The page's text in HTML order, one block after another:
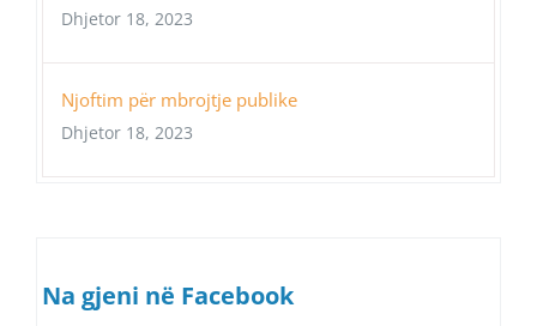
Dhjetor 18, 2023
Njoftim për mbrojtje publike
Dhjetor 18, 2023
Na gjeni në Facebook